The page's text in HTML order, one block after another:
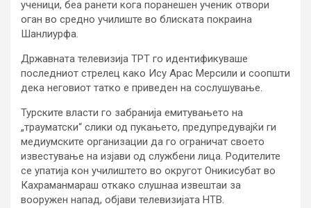
ученици, беа ранети кога поранешен ученик отвори
оган во средно училиште во блиската покраина
Шанлиурфа.
Државната телевизија ТРТ го идентификуваше
последниот стрелец како Ису Арас Мерсили и соопшти
дека неговиот татко е приведен на сослушување.
Турските власти го забранија емитувањето на
„трауматски“ слики од пукањето, предупредувајќи ги
медиумските организации да го ограничат своето
известување на изјави од службени лица. Родителите
се упатија кон училиштето во округот Оникисубат во
Кахраманмараш откако слушнаа извештаи за
вооружен напад, објави телевизијата НТВ.